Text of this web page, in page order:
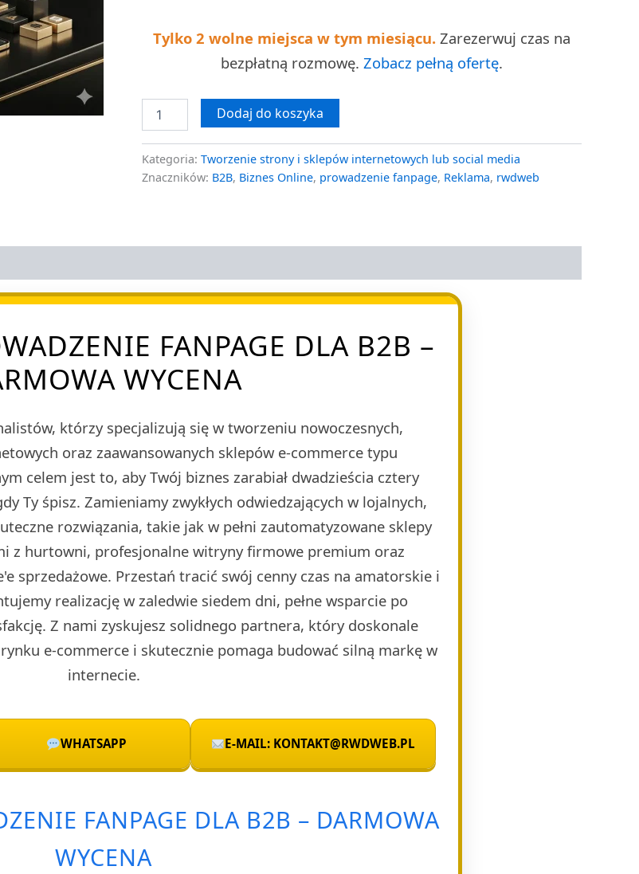
Tylko 2 wolne miejsca w tym miesiącu. Zarezerwuj czas na
bezpłatną rozmowę. Zobacz pełną ofertę.
Dodaj do koszyka
Kategoria: Tworzenie strony i sklepów internetowych lub social media
Znaczników: B2B, Biznes Online, prowadzenie fanpage, Reklama, rwdweb
FANPAGE DLA B2B –
WYCENA
którzy specjalizują się w tworzeniu nowoczesnych,
oraz zaawansowanych sklepów e-commerce typu
celem jest to, aby Twój biznes zarabiał dwadzieścia cztery
Ty śpisz. Zamieniamy zwykłych odwiedzających w lojalnych,
rozwiązania, takie jak w pełni zautomatyzowane sklepy
z hurtowni, profesjonalne witryny firmowe premium oraz
sprzedażowe. Przestań tracić swój cenny czas na amatorskie i
realizację w zaledwie siedem dni, pełne wsparcie po
Z nami zyskujesz solidnego partnera, który doskonale
e-commerce i skutecznie pomaga budować silną markę w
internecie.
WHATSAPP E-MAIL: KONTAKT@RWDWEB.PL
FANPAGE DLA B2B – DARMOWA
WYCENA